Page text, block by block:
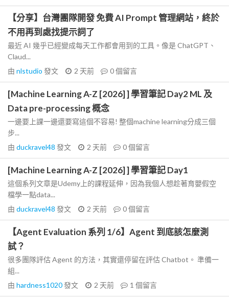
【分享】台灣團隊開發 免費 AI Prompt 管理網站，終於
不用再到處找提示詞了
最近 AI 幾乎已經變成每天工作都會用到的工具。像是 ChatGPT、
Claud...
由 nlstudio 發文 2 天前 0個留言
[Machine Learning A-Z [2026] ] 學習筆記 Day2 ML 及
Data pre-processing 概念
一邊要上課一邊還要寫這個不容易! 整個machine learning分成三個
步...
由 duckravel48 發文 2 天前 0個留言
[Machine Learning A-Z [2026] ] 學習筆記 Day1
這個系列文章是Udemy上的課程延伸，因為我個人想趁著育嬰假空
檔學一點data...
由 duckravel48 發文 2 天前 0個留言
【Agent Evaluation 系列 1/6】Agent 到底該怎麼測
試？
很多團隊評估 Agent 的方法，其實還停留在評估 Chatbot。 準備一
組...
由 hardness1020發文 2 天前 1 個留言